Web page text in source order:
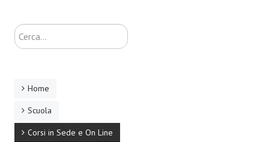
Cerca...
Home
Scuola
Corsi in Sede e On Line